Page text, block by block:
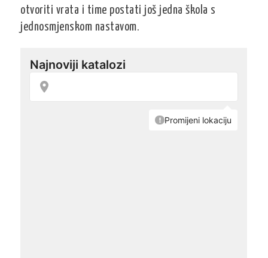
otvoriti vrata i time postati još jedna škola s
jednosmjenskom nastavom.